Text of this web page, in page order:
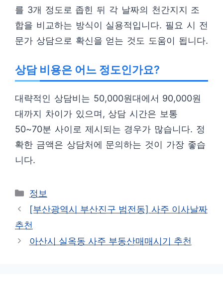
를 3개 정도로 좁힌 뒤 각 날짜의 천간지지 조
합을 비교하는 방식이 실용적입니다. 필요 시 전
문가 상담으로 확신을 얻는 것도 도움이 됩니다.
상담 비용은 어느 정도인가요?
대략적인 상담비는 50,000원대에서 90,000원
대까지 차이가 있으며, 상담 시간은 보통
50~70분 사이로 제시되는 경우가 많습니다. 정
확한 금액은 상담처에 문의하는 것이 가장 좋습
니다.
카
테
리
정보
[부산광역시 부산진구 범전동] 사주 이사날짜
추천
아산시 실옥동 사주 부동산매매시기 추천